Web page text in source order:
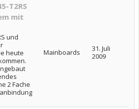
T2RS
mit
und
heute
2 Fache
Mainboards
31. Juli
2009